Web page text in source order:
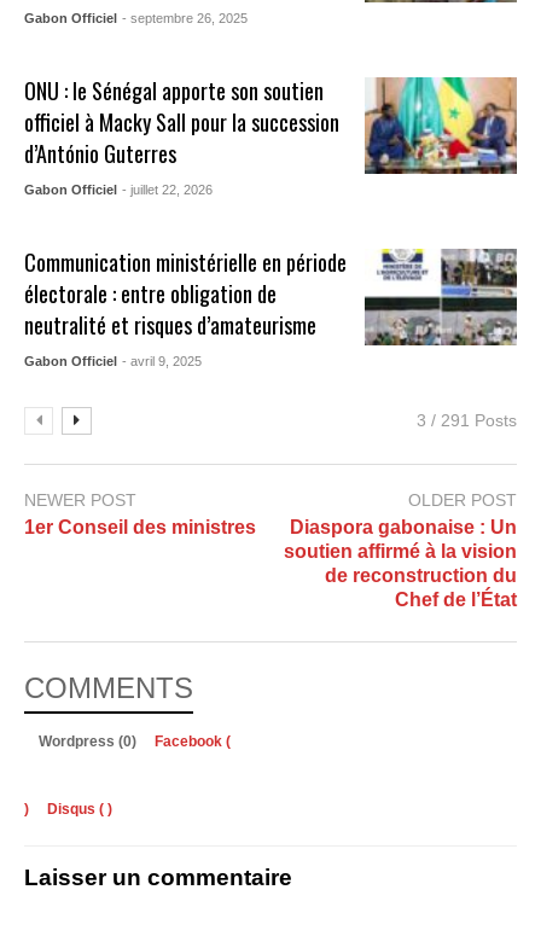
Gabon Officiel - septembre 26, 2025
ONU : le Sénégal apporte son soutien
officiel à Macky Sall pour la succession
d’António Guterres
Gabon Officiel - juillet 22, 2026
Communication ministérielle en période
électorale : entre obligation de
neutralité et risques d’amateurisme
Gabon Officiel - avril 9, 2025
3 / 291 Posts
NEWER POST
1er Conseil des ministres
OLDER POST
Diaspora gabonaise : Un
soutien affirmé à la vision
de reconstruction du
Chef de l’État
COMMENTS
Wordpress (0) Facebook (
) Disqus ( )
Laisser un commentaire